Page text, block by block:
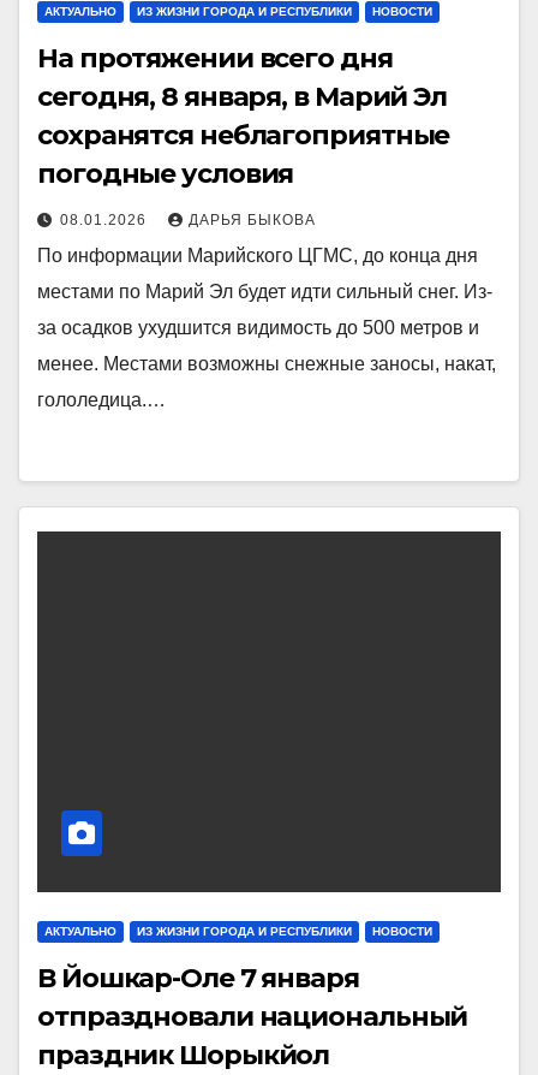
АКТУАЛЬНО ИЗ ЖИЗНИ ГОРОДА И РЕСПУБЛИКИ НОВОСТИ
На протяжении всего дня
сегодня, 8 января, в Марий Эл
сохранятся неблагоприятные
погодные условия
08.01.2026 ДАРЬЯ БЫКОВА
По информации Марийского ЦГМС, до конца дня
местами по Марий Эл будет идти сильный снег. Из-
за осадков ухудшится видимость до 500 метров и
менее. Местами возможны снежные заносы, накат,
гололедица.…
АКТУАЛЬНО ИЗ ЖИЗНИ ГОРОДА И РЕСПУБЛИКИ НОВОСТИ
В Йошкар-Оле 7 января
отпраздновали национальный
праздник Шорыкйол